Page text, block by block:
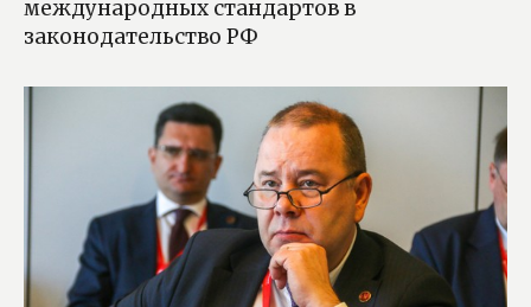
международных стандартов в
законодательство РФ